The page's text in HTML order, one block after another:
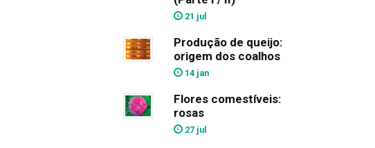
21 jul
Produção de queijo:
origem dos coalhos
14 jan
Flores comestíveis:
rosas
27 jul